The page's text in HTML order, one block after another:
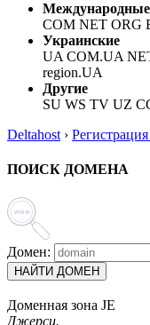
Международные
COM NET ORG
Украинские
UA COM.UA
region.UA
Другие
SU WS TV UZ
Deltahost ›
ПОИСК ДОМЕНА
Домен:
НАЙТИ ДОМЕН
Доменная зона JE
Джерси.